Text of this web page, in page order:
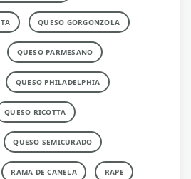
QUESO GORGONZOLA
QUESO PARMESANO
QUESO PHILADELPHIA
QUESO RICOTTA
QUESO SEMICURADO
RAMA DE CANELA RAPE